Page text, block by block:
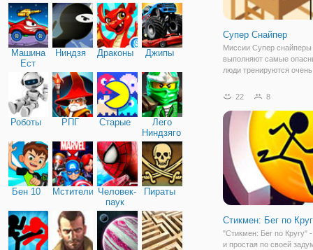
Машина
Ест
Машину
Ниндзя Драконы Джипы
Роботы РПГ Старые
Лего
Ниндзяго
Бен 10 Мстители Человек-
паук
Пираты
Супер Снайпер
Миссии Супер снайперы
выполняют самые
люди тренируются
игре "Супер Снайпер"
нажимая на курок,
врагу
22 8
Стикмен: Бег по
"Стикмен: Бег по Кругу"
и простая по своей